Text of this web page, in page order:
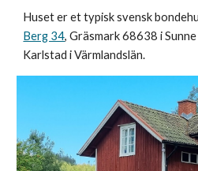
Huset er et typisk svensk
Berg 34, Gräsmark 68638 i
Karlstad i Värmlandslän.